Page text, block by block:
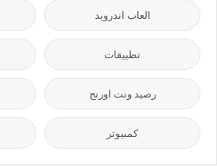
العاب اندرويد
تطبيقات
رصيد ونت اورنج
كمبيوتر